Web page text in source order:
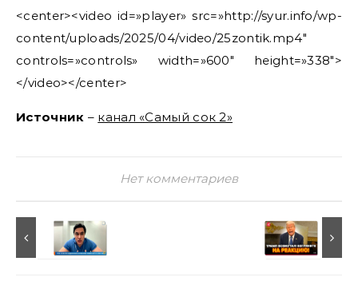
<center><video id=»player» src=»http://syur.info/wp-
content/uploads/2025/04/video/25zontik.mp4″
controls=»controls» width=»600″ height=»338″>
</video></center>
Источник – канал «Самый сок 2»
Нет комментариев